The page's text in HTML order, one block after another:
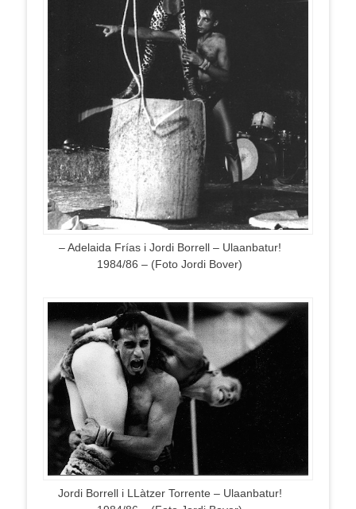
– Adelaida Frías i Jordi Borrell – Ulaanbatur!
1984/86 – (Foto Jordi Bover)
Jordi Borrell i LLàtzer Torrente – Ulaanbatur!